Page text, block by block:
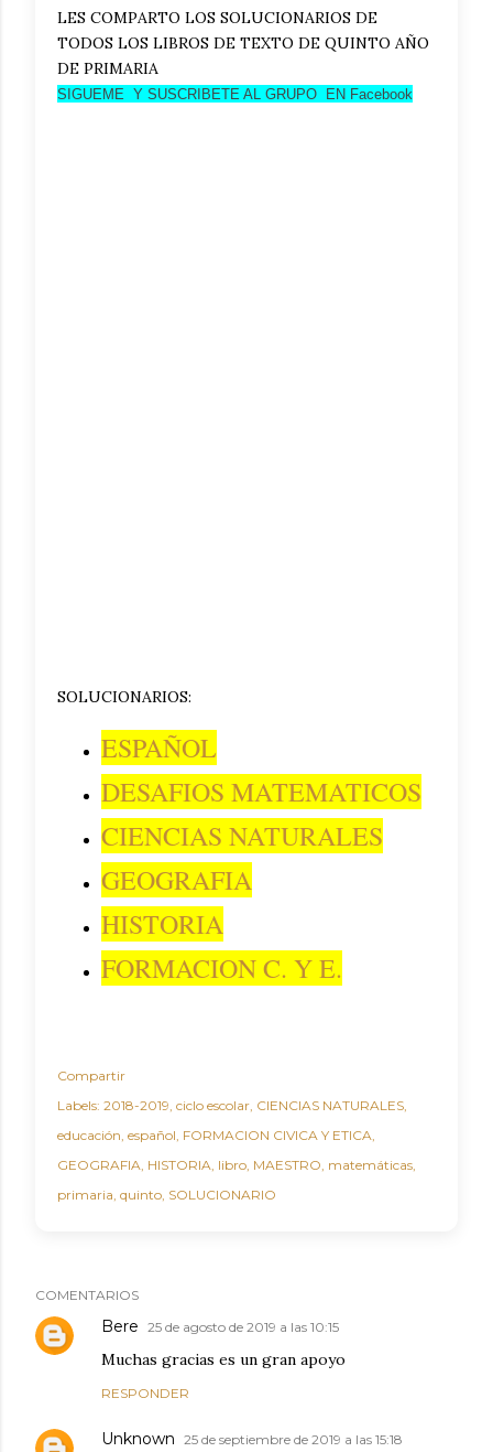
LES COMPARTO LOS SOLUCIONARIOS DE
TODOS LOS LIBROS DE TEXTO DE QUINTO AÑO
DE PRIMARIA
SIGUEME Y SUSCRIBETE AL GRUPO EN Facebook
SOLUCIONARIOS:
ESPAÑOL
DESAFIOS MATEMATICOS
CIENCIAS NATURALES
GEOGRAFIA
HISTORIA
FORMACION C. Y E.
Compartir
Labels: 2018-2019 ciclo escolar CIENCIAS NATURALES
educación español FORMACION CIVICA Y ETICA
GEOGRAFIA HISTORIA libro MAESTRO matemáticas
primaria quinto SOLUCIONARIO
COMENTARIOS
Bere 25 de agosto de 2019 a las 10:15
Muchas gracias es un gran apoyo
RESPONDER
Unknown 25 de septiembre de 2019 a las 15:18